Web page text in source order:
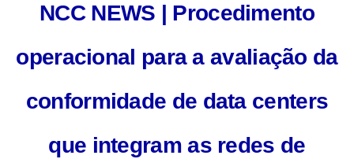
NCC NEWS | Procedimento
operacional para a avaliação da
conformidade de data centers
que integram as redes de